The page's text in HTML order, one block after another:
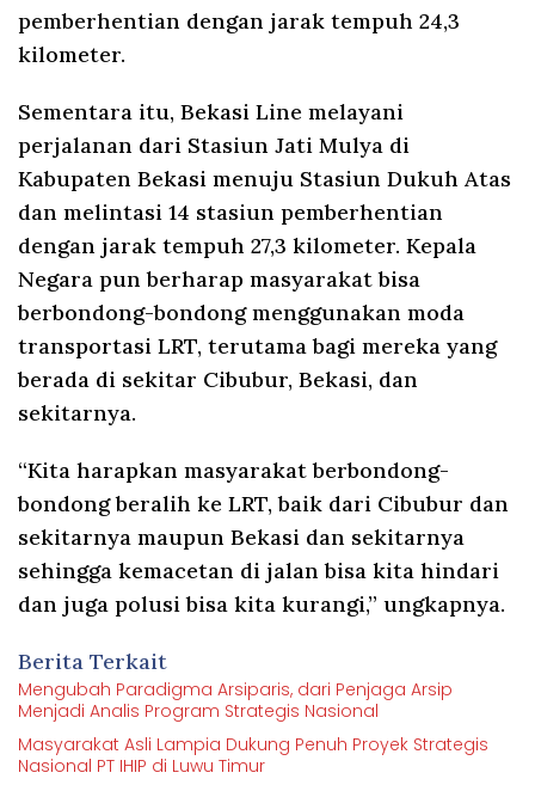
pemberhentian dengan jarak tempuh 24,3
kilometer.
Sementara itu, Bekasi Line melayani
perjalanan dari Stasiun Jati Mulya di
Kabupaten Bekasi menuju Stasiun Dukuh Atas
dan melintasi 14 stasiun pemberhentian
dengan jarak tempuh 27,3 kilometer. Kepala
Negara pun berharap masyarakat bisa
berbondong-bondong menggunakan moda
transportasi LRT, terutama bagi mereka yang
berada di sekitar Cibubur, Bekasi, dan
sekitarnya.
“Kita harapkan masyarakat berbondong-
bondong beralih ke LRT, baik dari Cibubur dan
sekitarnya maupun Bekasi dan sekitarnya
sehingga kemacetan di jalan bisa kita hindari
dan juga polusi bisa kita kurangi,” ungkapnya.
Berita Terkait
Mengubah Paradigma Arsiparis, dari Penjaga Arsip
Menjadi Analis Program Strategis Nasional
Masyarakat Asli Lampia Dukung Penuh Proyek Strategis
Nasional PT IHIP di Luwu Timur